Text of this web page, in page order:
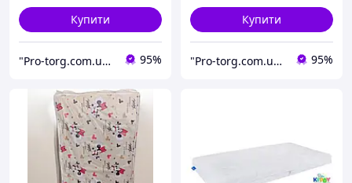
Купити
"Pro-torg.com.ua" - інтернет-магазин дитячих товарів та іграшок 95%
Купити
"Pro-torg.com.ua" - інтернет-магазин дитячих товарів та іграшок 95%